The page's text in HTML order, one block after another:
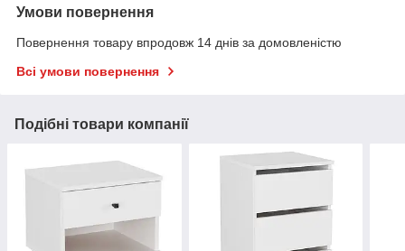
Умови повернення
Повернення товару впродовж 14 днів за домовленістю
Всі умови повернення
Подібні товари компанії